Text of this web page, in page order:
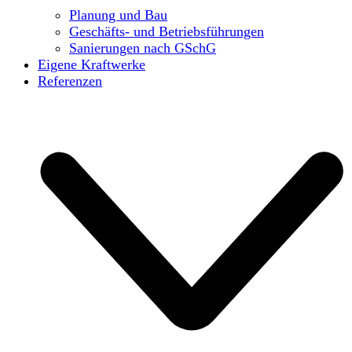
Planung und Bau
Geschäfts- und Betriebsführungen
Sanierungen nach GSchG
Eigene Kraftwerke
Referenzen